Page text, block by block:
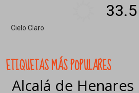
Cielo Claro
33.5
ETIQUETAS MÁS POPULARES
Alcalá de Henares